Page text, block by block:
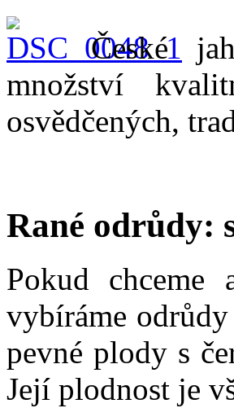
České
množství
osvědčených,
Rané odrůdy:
Pokud
vybíráme
pevné plody s
Její plodnost je